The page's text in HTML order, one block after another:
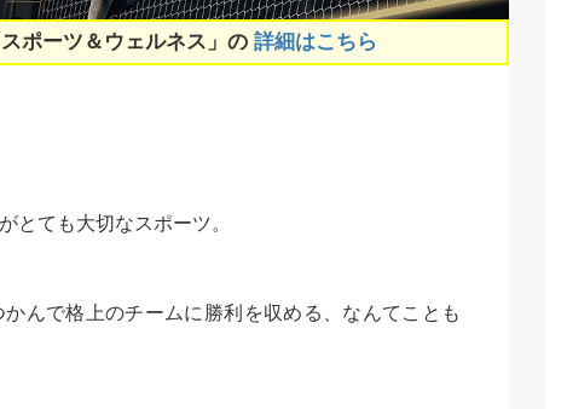
ポーツ＆ウェルネス」の 詳細はこちら
とても大切なスポーツ。
んで格上のチームに勝利を収める、なんてことも